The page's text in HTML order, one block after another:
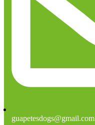
guapetesdogs@gmail.com